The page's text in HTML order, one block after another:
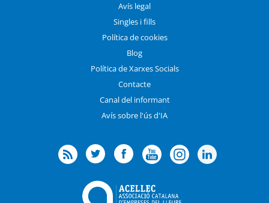
Avís legal
Singles i fills
Política de cookies
Blog
Política de Xarxes Socials
Contacte
Canal del informant
Avís sobre l'ús d'IA